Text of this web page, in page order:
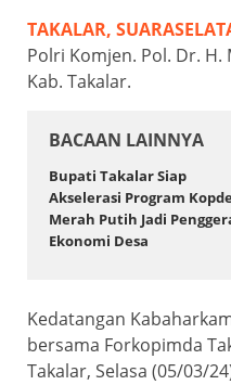
TAKALAR,
Polri Komjen. Pol. Dr.
Kab. Takalar.
BACAAN LAINNYA
Bupati Takalar Siap
Akselerasi Program
Merah Putih Jadi
Ekonomi Desa
Kedatangan
bersama Forkopimda
Takalar, Selasa (05/03/